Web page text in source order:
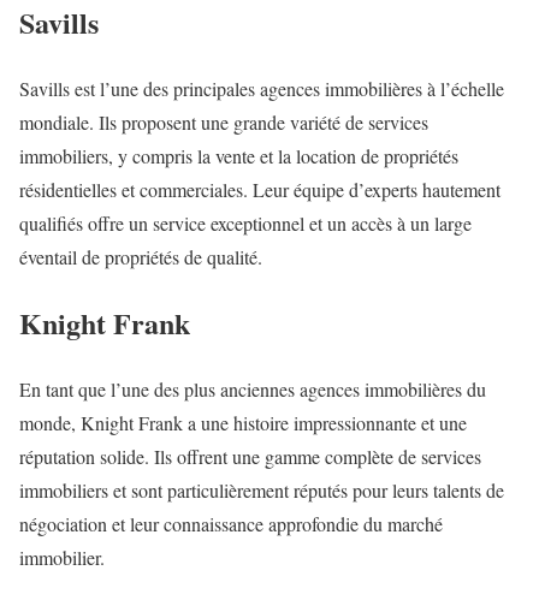
Savills
Savills est l’une des principales agences immobilières à l’échelle
mondiale. Ils proposent une grande variété de services
immobiliers, y compris la vente et la location de propriétés
résidentielles et commerciales. Leur équipe d’experts hautement
qualifiés offre un service exceptionnel et un accès à un large
éventail de propriétés de qualité.
Knight Frank
En tant que l’une des plus anciennes agences immobilières du
monde, Knight Frank a une histoire impressionnante et une
réputation solide. Ils offrent une gamme complète de services
immobiliers et sont particulièrement réputés pour leurs talents de
négociation et leur connaissance approfondie du marché
immobilier.